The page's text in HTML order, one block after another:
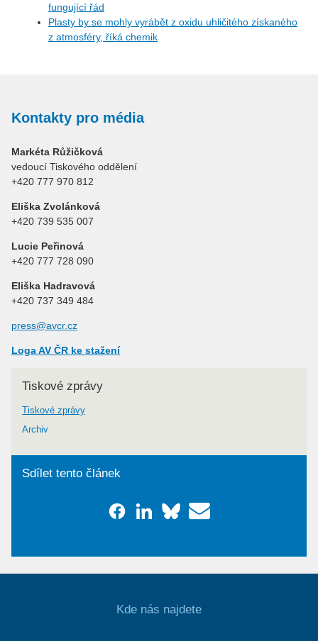
fungující řád
Plasty by se mohly vyrábět z oxidu uhličitého získaného
z atmosféry, říká chemik
Kontakty pro média
Markéta Růžičková
vedoucí Tiskového oddělení
+420 777 970 812
Eliška Zvolánková
+420 739 535 007
Lucie Peřinová
+420 777 728 090
Eliška Hadravová
+420 737 349 484
press@avcr.cz
Loga AV ČR ke stažení
Tiskové zprávy
Tiskové zprávy
Archiv
Sdílet tento článek
Kde nás najdete